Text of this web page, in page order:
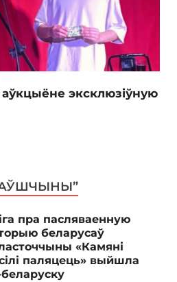
эксклюзіўную
пра пасляваенную
беларусаў
«Камяні
паляцець» выйшла